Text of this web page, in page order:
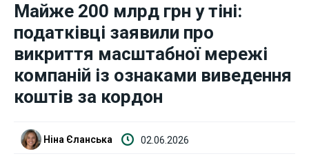
Новини
Бізнес
Фінанси
Валютний ринок
Майже 200 млрд грн у тіні:
податківці заявили про
викриття масштабної мережі
компаній із ознаками виведення
коштів за кордон
Ніна Єланська 02.06.2026